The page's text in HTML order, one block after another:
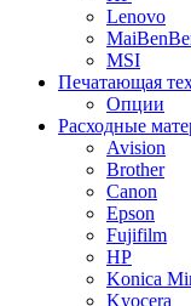
Lenovo
MSI
Печатающая
Опции
Расходные
Avision
Brother
Canon
Epson
Fujifilm
HP
Konica
Kyocera